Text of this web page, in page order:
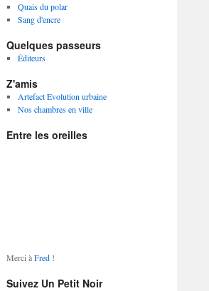
Quais du polar
Sang d'encre
Quelques passeurs
Éditeurs
Z'amis
Artefact Evolution urbaine
Nos chambres en ville
Entre les oreilles
Merci àFred !
Suivez Un Petit Noir